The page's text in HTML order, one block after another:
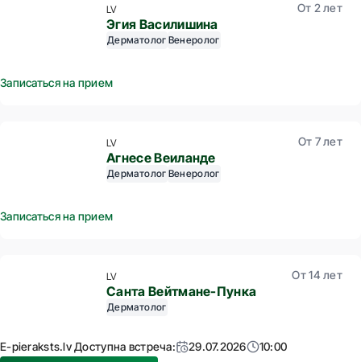
LV От 2 лет
Эгия Василишина
Дерматолог Венеролог
Записаться на прием
LV От 7 лет
Агнесе Веилaнде
Дерматолог Венеролог
Записаться на прием
LV От 14 лет
Санта Вейтмане-Пунка
Дерматолог
E-pieraksts.lv Доступна встреча: 29.07.2026 10:00